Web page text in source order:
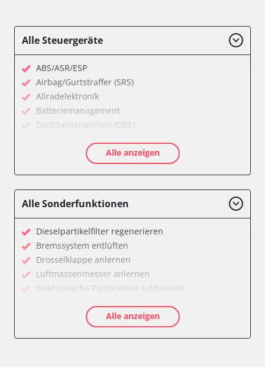
Alle Steuergeräte
ABS/ASR/ESP
Airbag/Gurtstraffer (SRS)
Allradelektronik
Batteriemanagement
Dachbedieneinheit (DBE)
Elektrischer Fensterheber
Feststellbremse (EPB / SBC)
Getriebesteuerung
Klimaanlage
Kombiinstrument
Lenksäuleneinheit
Lichtsteuerung
Motorsteuerung (EMS)
Motorsteuerung 2 (EMS)
Navigationssystem
Alle anzeigen
Alle Sonderfunktionen
Dieselpartikelfilter regenerieren
Bremssystem entlüften
Drosselklappe anlernen
Luftmassenmesser anlernen
Elektronische Parkbremse kalibrieren
Dieselpartikelfilter wechseln
Einspritzdüsen anlernen
Alle anzeigen